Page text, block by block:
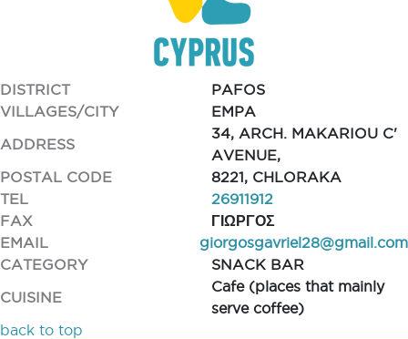
DISTRICT
PAFOS
VILLAGES/CITY
EMPA
ADDRESS
34, ARCH. MAKARIOU C'
AVENUE,
POSTAL CODE
8221, CHLORAKA
TEL
26911912
FAX
ΓΙΩΡΓΟΣ
EMAIL
giorgosgavriel28@gmail.com
CATEGORY
SNACK BAR
CUISINE
Cafe (places that mainly
serve coffee)
back to top